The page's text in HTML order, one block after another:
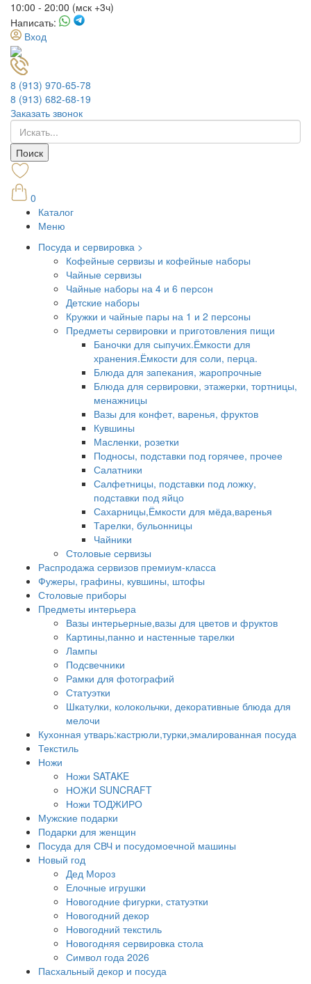
10:00 - 20:00 (мск +3ч)
Написать:
Вход
8 (913) 970-65-78
8 (913) 682-68-19
Заказать звонок
0
Каталог
Меню
Посуда и сервировка >
Кофейные сервизы и кофейные наборы
Чайные сервизы
Чайные наборы на 4 и 6 персон
Детские наборы
Кружки и чайные пары на 1 и 2 персоны
Предметы сервировки и приготовления пищи
Баночки для сыпучих.Ёмкости для
хранения.Ёмкости для соли, перца.
Блюда для запекания, жаропрочные
Блюда для сервировки, этажерки, тортницы,
менажницы
Вазы для конфет, варенья, фруктов
Кувшины
Масленки, розетки
Подносы, подставки под горячее, прочее
Салатники
Салфетницы, подставки под ложку,
подставки под яйцо
Сахарницы,Ёмкости для мёда,варенья
Тарелки, бульонницы
Чайники
Столовые сервизы
Распродажа сервизов премиум-класса
Фужеры, графины, кувшины, штофы
Столовые приборы
Предметы интерьера
Вазы интерьерные,вазы для цветов и фруктов
Картины,панно и настенные тарелки
Лампы
Подсвечники
Рамки для фотографий
Статуэтки
Шкатулки, колокольчки, декоративные блюда для
мелочи
Кухонная утварь:кастрюли,турки,эмалированная посуда
Текстиль
Ножи
Ножи SATAKE
НОЖИ SUNCRAFT
Ножи ТОДЖИРО
Мужские подарки
Подарки для женщин
Посуда для СВЧ и посудомоечной машины
Новый год
Дед Мороз
Елочные игрушки
Новогодние фигурки, статуэтки
Новогодний декор
Новогодний текстиль
Новогодняя сервировка стола
Символ года 2026
Пасхальный декор и посуда